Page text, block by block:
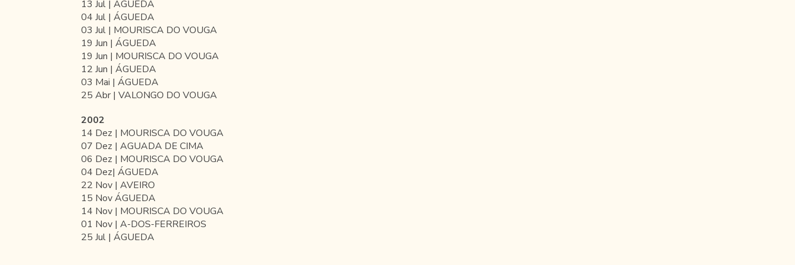
13 Jul | ÁGUEDA
04 Jul | ÁGUEDA
03 Jul | MOURISCA DO VOUGA
19 Jun | ÁGUEDA
19 Jun | MOURISCA DO VOUGA
12 Jun | ÁGUEDA
03 Mai | ÁGUEDA
25 Abr | VALONGO DO VOUGA
2002
14 Dez | MOURISCA DO VOUGA
07 Dez | AGUADA DE CIMA
06 Dez | MOURISCA DO VOUGA
04 Dez| ÁGUEDA
22 Nov | AVEIRO
15 Nov ÁGUEDA
14 Nov | MOURISCA DO VOUGA
01 Nov | A-DOS-FERREIROS
25 Jul | ÁGUEDA